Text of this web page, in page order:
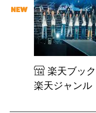
楽天ブッ
楽天ジャンル